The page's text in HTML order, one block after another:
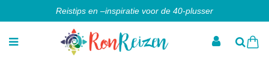
Reistips en –inspiratie voor de 40-plusser